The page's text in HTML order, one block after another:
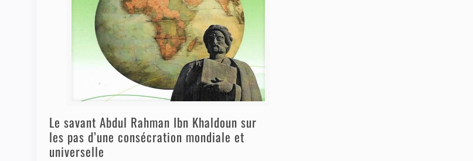
Le savant Abdul Rahman Ibn Khaldoun sur
les pas d’une consécration mondiale et
universelle